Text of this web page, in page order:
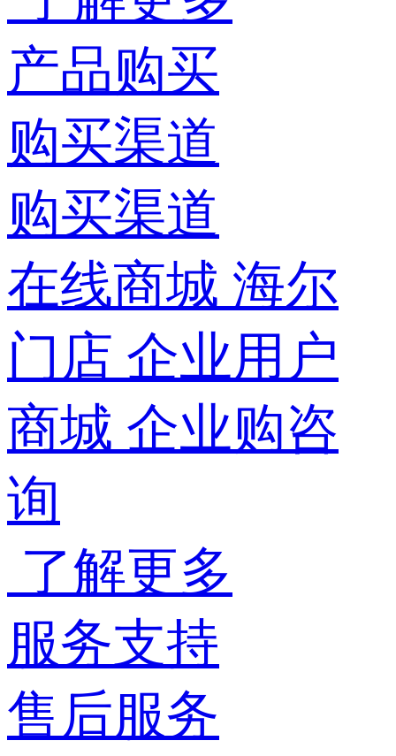
产品购买
购买渠道
购买渠道
在线商城 海尔
门店 企业用户
商城 企业购咨
询
了解更多
服务支持
售后服务